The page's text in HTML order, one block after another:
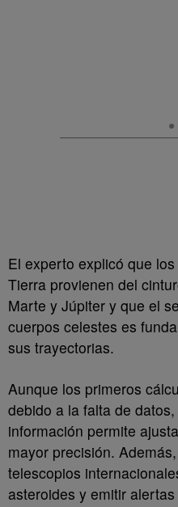
El experto explicó que
Tierra provienen del
Marte y Júpiter y que el
cuerpos celestes es
sus trayectorias.
Aunque los primeros
debido a la falta de
información permite
mayor precisión.
telescopios
asteroides y emitir